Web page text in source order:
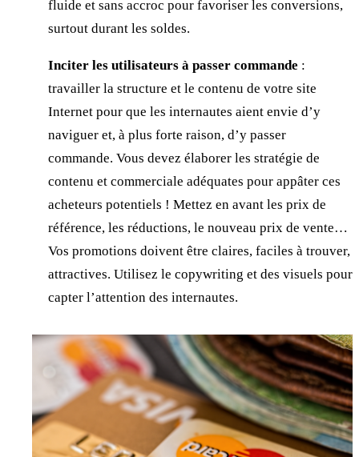
fluide et sans accroc pour favoriser les conversions,
surtout durant les soldes.
Inciter les utilisateurs à passer commande :
travailler la structure et le contenu de votre site
Internet pour que les internautes aient envie d’y
naviguer et, à plus forte raison, d’y passer
commande. Vous devez élaborer les stratégie de
contenu et commerciale adéquates pour appâter ces
acheteurs potentiels ! Mettez en avant les prix de
référence, les réductions, le nouveau prix de vente…
Vos promotions doivent être claires, faciles à trouver,
attractives. Utilisez le copywriting et des visuels pour
capter l’attention des internautes.